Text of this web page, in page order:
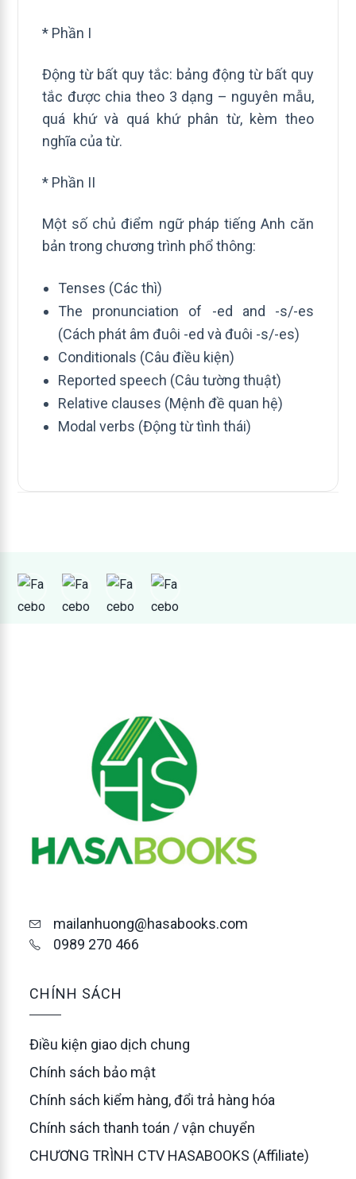
* Phần I
Động từ bất quy tắc: bảng động từ bất quy
tắc được chia theo 3 dạng – nguyên mẫu,
quá khứ và quá khứ phân từ, kèm theo
nghĩa của từ.
* Phần II
Một số chủ điểm ngữ pháp tiếng Anh căn
bản trong chương trình phổ thông:
Tenses (Các thì)
The pronunciation of -ed and -s/-es
(Cách phát âm đuôi -ed và đuôi -s/-es)
Conditionals (Câu điều kiện)
Reported speech (Câu tường thuật)
Relative clauses (Mệnh đề quan hệ)
Modal verbs (Động từ tình thái)
mailanhuong@hasabooks.com
0989 270 466
CHÍNH SÁCH
Điều kiện giao dịch chung
Chính sách bảo mật
Chính sách kiểm hàng, đổi trả hàng hóa
Chính sách thanh toán / vận chuyển
CHƯƠNG TRÌNH CTV HASABOOKS (Affiliate)